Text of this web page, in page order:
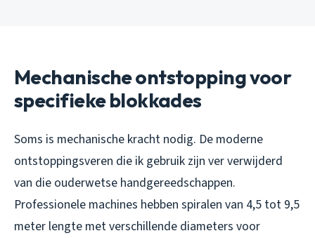
Mechanische ontstopping voor
specifieke blokkades
Soms is mechanische kracht nodig. De moderne
ontstoppingsveren die ik gebruik zijn ver verwijderd
van die ouderwetse handgereedschappen.
Professionele machines hebben spiralen van 4,5 tot 9,5
meter lengte met verschillende diameters voor